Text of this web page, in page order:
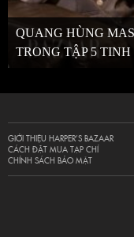
QUANG HÙNG
TRONG TẬP 5 TINH
GIỚI THIỆU HARPER’S BAZAAR
CÁCH ĐẶT MUA TẠP CHÍ
CHÍNH SÁCH BẢO MẬT